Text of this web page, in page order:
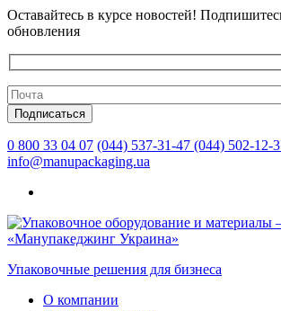
Оставайтесь в курсе новостей!
обновления
0 800 33 04 07 (044) 537-31-47 (044) 502-12-
info@manupackaging.ua
Упаковочные решения для бизнеса
О компании